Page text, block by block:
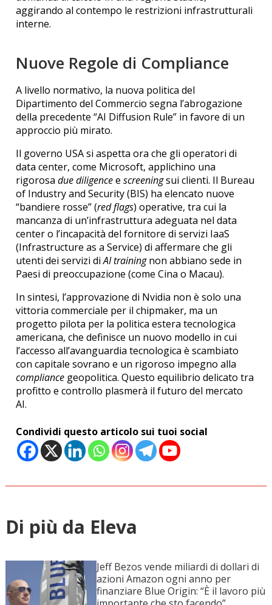
aggirando al contempo le restrizioni infrastrutturali
interne.
Nuove Regole di Compliance
A livello normativo, la nuova politica del
Dipartimento del Commercio segna l’abrogazione
della precedente “AI Diffusion Rule” in favore di un
approccio più mirato.
Il governo USA si aspetta ora che gli operatori di
data center, come Microsoft, applichino una
rigorosadue diligenceescreeningsui clienti. Il Bureau
of Industry and Security (BIS) ha elencato nuove
“bandiere rosse” (red flags) operative, tra cui la
mancanza di un’infrastruttura adeguata nel data
center o l’incapacità del fornitore di servizi IaaS
(Infrastructure as a Service) di affermare che gli
utenti dei servizi diAI trainingnon abbiano sede in
Paesi di preoccupazione (come Cina o Macau).
In sintesi, l’approvazione di Nvidia non è solo una
vittoria commerciale per il chipmaker, ma un
progetto pilota per la politica estera tecnologica
americana, che definisce un nuovo modello in cui
l’accesso all’avanguardia tecnologica è scambiato
con capitale sovrano e un rigoroso impegno alla
compliance geopolitica. Questo equilibrio delicato tra
profitto e controllo plasmerà il futuro del mercato
AI.
Condividi questo articolo sui tuoi social
Di più da Eleva
Jeff Bezos vende miliardi di dollari di
azioni Amazon ogni anno per
finanziare Blue Origin: “È il lavoro più